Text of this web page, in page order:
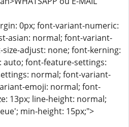
0px; font-variant-numeric:
asian: normal; font-variant-
adjust: none; font-kerning:
auto; font-feature-settings:
normal; font-variant-
emoji: normal; font-
13px; line-height: normal;
min-height: 15px;">